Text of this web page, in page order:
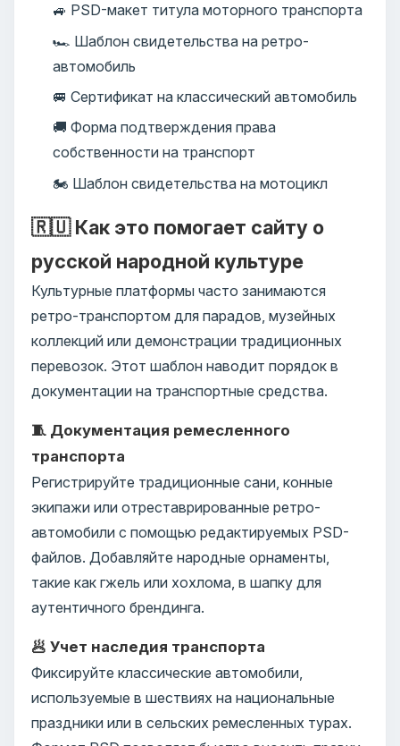
🚙 PSD-макет титула моторного транспорта
🏎️ Шаблон свидетельства на ретро-
автомобиль
🚐 Сертификат на классический автомобиль
🚚 Форма подтверждения права
собственности на транспорт
🏍️ Шаблон свидетельства на мотоцикл
🇷🇺 Как это помогает сайту о
русской народной культуре
Культурные платформы часто занимаются
ретро-транспортом для парадов, музейных
коллекций или демонстрации традиционных
перевозок. Этот шаблон наводит порядок в
документации на транспортные средства.
🧵 Документация ремесленного
транспорта
Регистрируйте традиционные сани, конные
экипажи или отреставрированные ретро-
автомобили с помощью редактируемых PSD-
файлов. Добавляйте народные орнаменты,
такие как гжель или хохлома, в шапку для
аутентичного брендинга.
🥟 Учет наследия транспорта
Фиксируйте классические автомобили,
используемые в шествиях на национальные
праздники или в сельских ремесленных турах.